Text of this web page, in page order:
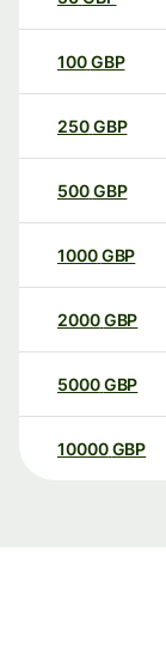
100GBP
250GBP
500GBP
1000GBP
2000GBP
5000GBP
10000 GBP